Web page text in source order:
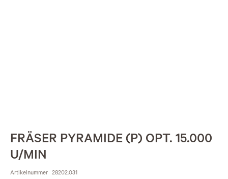
FRÄSER PYRAMIDE (P) OPT. 15.000
U/MIN
Artikelnummer 28202.031